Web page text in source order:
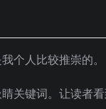
个人比较推崇的。
关键词。让读者